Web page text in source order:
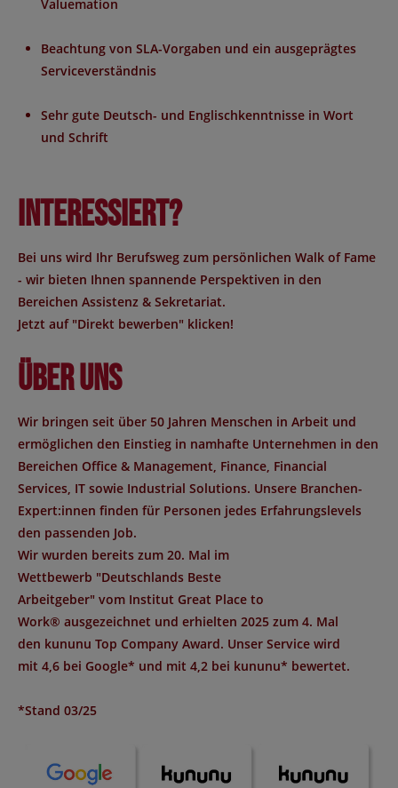
Valuemation
Beachtung von SLA-Vorgaben und ein ausgeprägtes
Serviceverständnis
Sehr gute Deutsch- und Englischkenntnisse in Wort
und Schrift
Interessiert?
Bei uns wird Ihr Berufsweg zum persönlichen Walk of Fame
- wir bieten Ihnen spannende Perspektiven in den
Bereichen Assistenz & Sekretariat.
Jetzt auf "Direkt bewerben" klicken!
Über uns
Wir bringen seit über 50 Jahren Menschen in Arbeit und
ermöglichen den Einstieg in namhafte Unternehmen in den
Bereichen Office & Management, Finance, Financial
Services, IT sowie Industrial Solutions. Unsere Branchen-
Expert:innen finden für Personen jedes Erfahrungslevels
den passenden Job.
Wir wurden bereits zum 20. Mal im
Wettbewerb "Deutschlands Beste
Arbeitgeber" vom Institut Great Place to
Work® ausgezeichnet und erhielten 2025 zum 4. Mal
den kununu Top Company Award. Unser Service wird
mit 4,6 bei Google* und mit 4,2 bei kununu* bewertet.
*Stand 03/25